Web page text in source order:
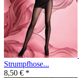
Strumpfhose...
8,50 € *